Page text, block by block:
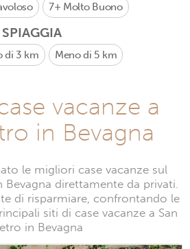
7+ Molto Buono
di 3 km Meno di 5 km
vacanze a
in Bevagna
le migliori case vacanze sul
Bevagna direttamente da privati.
di risparmiare, confrontando le
siti di case vacanze a San
in Bevagna